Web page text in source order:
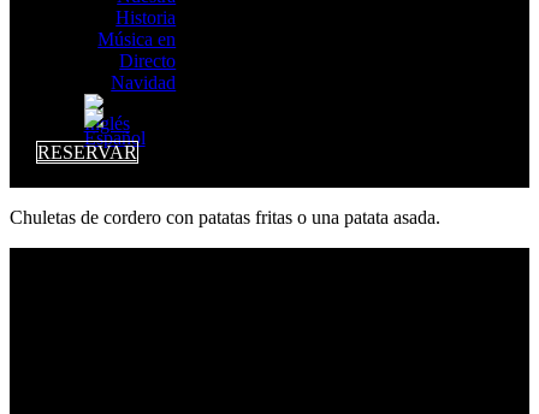
Historia
Música en
Directo
Navidad
RESERVAR
Chuletas de cordero con patatas fritas o una patata asada.